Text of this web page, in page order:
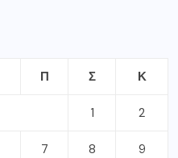
Π Σ Κ
1 2
7 8 9